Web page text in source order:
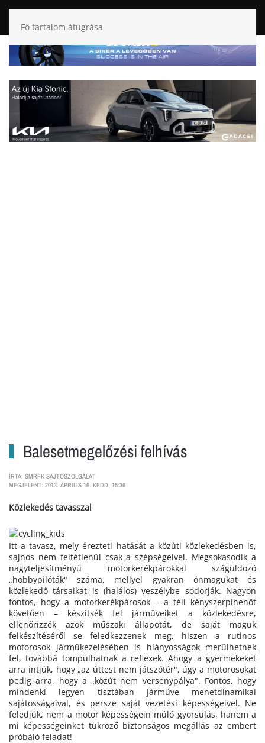
Fő tartalom átugrása
Balesetmegelőzési felhívás
ÍRTA: SMRFK SAJTÓSZOLGÁLAT
MEGJELENT: 2013. ÁPRILIS 16. KEDD, 15:36
Közlekedés tavasszal
Itt a tavasz, mely érezteti hatását a közúti közlekedésben is,
sajnos nem feltétlenül csak a szépségeivel. Megsokasodik a
nagyteljesítményű motorkerékpárokkal száguldozó
„hobbypilóták" száma, mellyel gyakran önmagukat és
közlekedő társaikat is (halálos) veszélybe sodorják. Nagyon
fontos, hogy a motorkerékpárosok – a téli kényszerpihenőt
követően – készítsék fel járműveiket a közlekedésre,
ellenőrizzék azok műszaki állapotát, de saját maguk
felkészítéséről se feledkezzenek meg, hiszen a rutinos
motorosok járműkezelésében is hiányosságok merülhetnek
fel, továbbá tompulhatnak a reflexek. Ahogy a gyermekeket
arra intjük, hogy „az úttest nem játszótér", úgy a motorosokat
pedig arra, hogy a „közút nem versenypálya". Fontos, hogy
mindenki legyen tisztában járműve menetdinamikai
sajátosságaival, és persze saját vezetési képességeivel. Ne
feledjük, nem a motor képességein múló gyorsulás, hanem a
mi képességeinket tükröző biztonságos megállás az embert
próbáló feladat!